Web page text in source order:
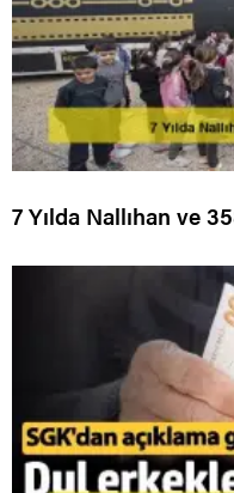
7 Yılda Nallıhan ve